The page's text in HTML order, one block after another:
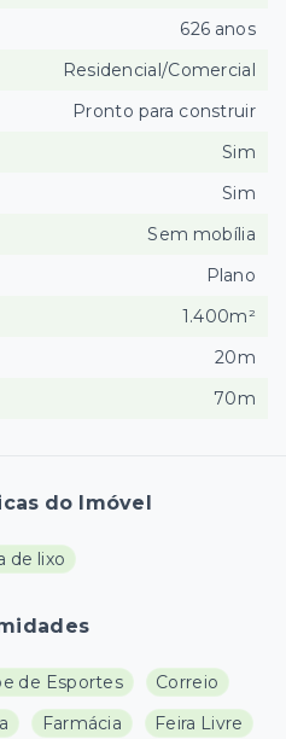
do Imóvel
de lixo
de Esportes
Correio
Farmácia
Feira Livre
626 anos
Residencial/Comercial
Pronto para construir
Sim
Sim
Sem mobília
Plano
1.400m²
20m
70m